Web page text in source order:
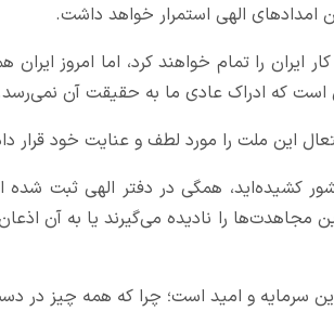
امدادهای الهی استمرار خواهد داشت.
را تمام خواهند کرد، اما امروز
است که ادراک عادی ما به حقیقت آن
این ملت را مورد لطف و عنایت خود قرار
کشیده‌اید، همگی در دفتر الهی ثبت
مجاهدت‌ها را نادیده می‌گیرند یا به آن اذعان
سرمایه و امید است؛ چرا که همه چیز در